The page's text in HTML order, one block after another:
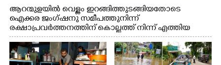
ആറന്മുളയിൽ വെള്ളം ഇറങ്ങിത്തുടങ്ങിയതോടെ
ഐക്കര ജംഗ്ഷനു സമീപത്തുനിന്ന്
രക്ഷാപ്രവർത്തനത്തിന് കൊല്ലത്ത് നിന്ന് എത്തിയ
ബോട്ടുകൾ തിരികെക്കൊണ്ടുപോകുന്നു.